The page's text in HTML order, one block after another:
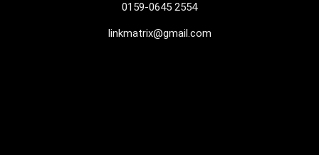
0159-0645 2554
linkmatrix@gmail.com